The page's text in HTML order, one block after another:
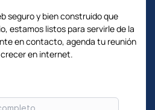
seguro y bien construido que
estamos listos para servirle de la
en contacto, agenda tu reunión
en internet.